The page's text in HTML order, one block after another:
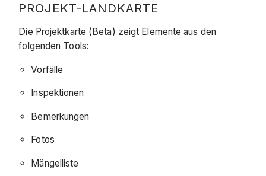
PROJEKT-LANDKARTE
Die Projektkarte (Beta) zeigt Elemente aus den
folgenden Tools:
Vorfälle
Inspektionen
Bemerkungen
Fotos
Mängelliste